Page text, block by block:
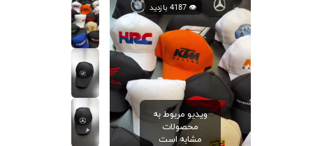
👁️ 4187 بازدید
ویدیو مربوط به
محصولات
مشابه است